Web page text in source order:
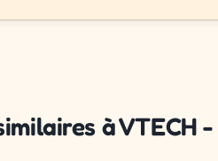
à VTECH